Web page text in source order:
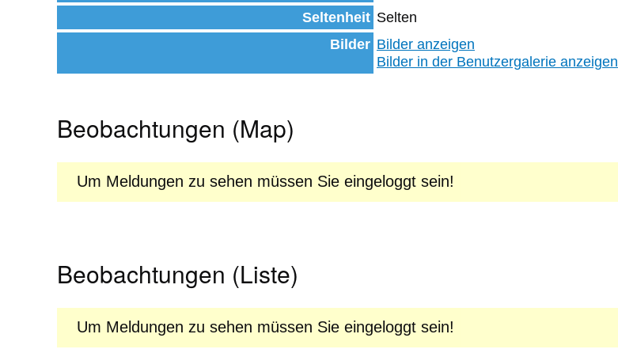
Seltenheit Selten
Bilder Bilder anzeigen
Bilder in der Benutzergalerie anzeigen
Beobachtungen (Map)
Um Meldungen zu sehen müssen Sie eingeloggt sein!
Beobachtungen (Liste)
Um Meldungen zu sehen müssen Sie eingeloggt sein!